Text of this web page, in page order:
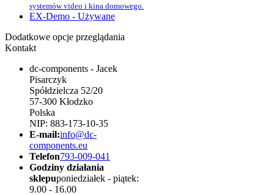
systemów video i kina domowego.
EX-Demo - Używane
Dodatkowe opcje przeglądania
Kontakt
dc-components - Jacek
Pisarczyk
Spółdzielcza 52/20
57-300 Kłodzko
Polska
NIP: 883-173-10-35
E-mail:info@dc-
components.eu
Telefon793-009-041
Godziny działania
sklepuponiedziałek - piątek:
9.00 - 16.00